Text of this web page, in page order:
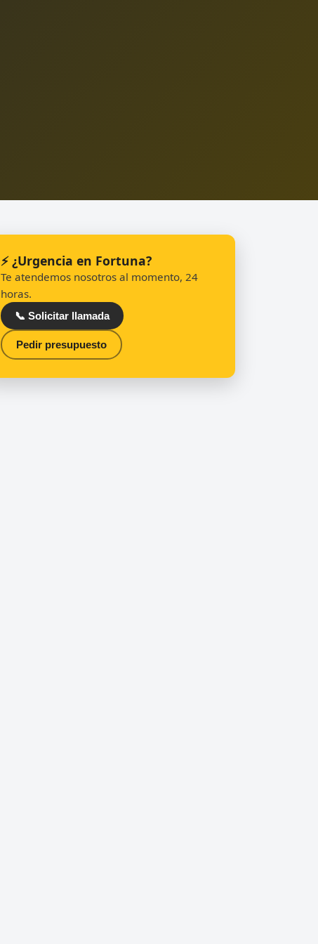
⚡ ¿Urgencia en Fortuna?
Te atendemos nosotros al momento, 24
horas.
📞 Solicitar llamada
Pedir presupuesto